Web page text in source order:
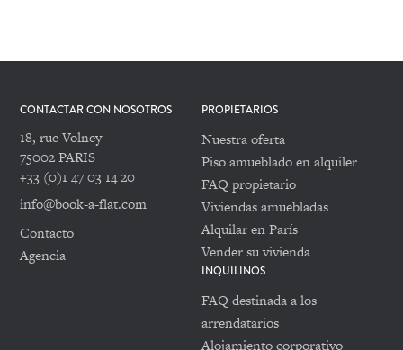
CONTACTAR CON NOSOTROS
18, rue Volney
75002 PARIS
+33 (0)1 47 03 14 20
info@book-a-flat.com
Contacto
Agencia
PROPIETARIOS
Nuestra oferta
Piso amueblado en alquiler
FAQ propietario
Viviendas amuebladas
Alquilar en París
Vender su vivienda
INQUILINOS
FAQ destinada a los
arrendatarios
Alojamiento corporativo